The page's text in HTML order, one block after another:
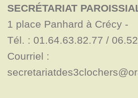
SECRÉTARIAT
1 place Panhard à Crécy -
Tél. : 01.64.63.82.77 /
Courriel :